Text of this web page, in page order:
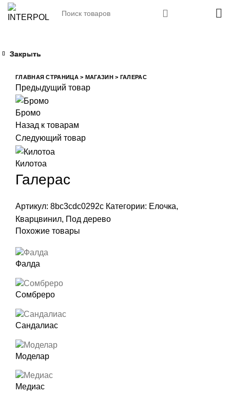
ГЛАВНАЯ СТРАНИЦА> МАГАЗИН> ГАЛЕРАС
Предыдущий товар
Бромо
Назад к товарам
Следующий товар
Килотоа
Галерас
Артикул: 8bc3cdc0292c Категории: Елочка,
Кварцвинил, Под дерево
Похожие товары
Фалда
Сомбреро
Сандалиас
Моделар
Медиас
Закрыть
Закрыть
Закрыть
Закрыть